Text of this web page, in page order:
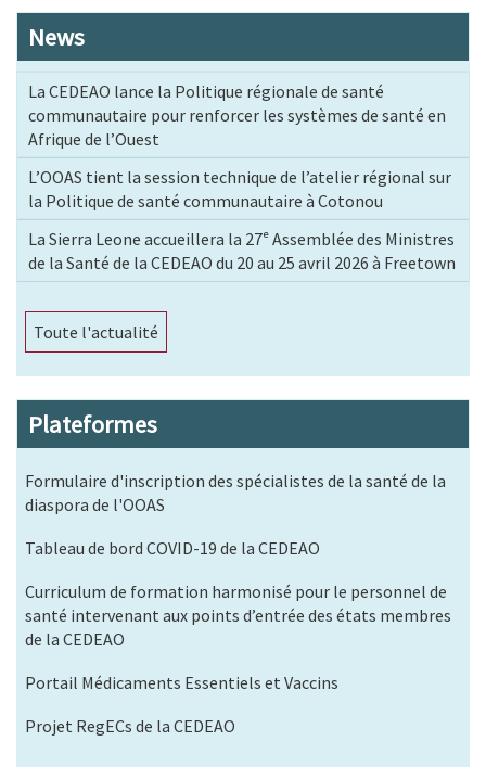
News
La CEDEAO lance la Politique régionale de santé
communautaire pour renforcer les systèmes de santé en
Afrique de l’Ouest
L’OOAS tient la session technique de l’atelier régional sur
la Politique de santé communautaire à Cotonou
La Sierra Leone accueillera la 27ᵉ Assemblée des Ministres
de la Santé de la CEDEAO du 20 au 25 avril 2026 à Freetown
Toute l'actualité
Plateformes
Formulaire d'inscription des spécialistes de la santé de la
diaspora de l'OOAS
Tableau de bord COVID-19 de la CEDEAO
Curriculum de formation harmonisé pour le personnel de
santé intervenant aux points d’entrée des états membres
de la CEDEAO
Portail Médicaments Essentiels et Vaccins
Projet RegECs de la CEDEAO